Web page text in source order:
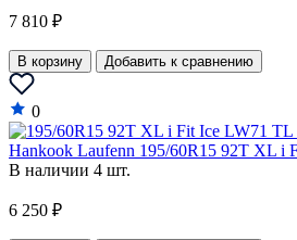
7 810 ₽
В корзину Добавить к сравнению
0
Hankook Laufenn 195/60R15 92T XL i
В наличии 4 шт.
6 250 ₽